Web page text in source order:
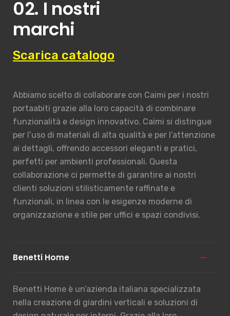
02. I nostri
marchi
Scarica catalogo
Abbiamo scelto di collaborare con Caimi per i nostri
portaabiti grazie alla loro capacità di combinare
funzionalità e design innovativo. Caimi si distingue
per l’uso di materiali di alta qualità e per l’attenzione
ai dettagli, offrendo accessori eleganti e pratici,
perfetti per ambienti professionali. Questa
collaborazione ci permette di garantire ai nostri
clienti soluzioni stilisticamente raffinate e
funzionali, in linea con le esigenze moderne di
organizzazione e stile per uffici e spazi condivisi.
Benetti Home
Benetti Home è un’azienda italiana specializzata
nella creazione di giardini verticali e soluzioni di